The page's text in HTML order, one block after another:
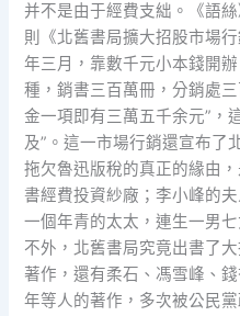
并不是由于經費支絀。《語
則《北舊書局擴大招股市場
年三月，靠數千元小本錢開
種，銷書三百萬冊，分銷處
金一項即有三萬五千余元”，
及”。這一市場行銷還宣布了
拖欠魯迅版稅的真正的緣由
書經費投資紗廠；李小峰的
一個年青的太太，連生一男
不外，北舊書局究竟出書了
著作，還有柔石、馮雪峰、
年等人的著作，多次被公民